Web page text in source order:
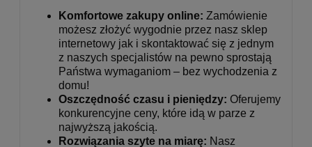
Komfortowe zakupy online: Zamówienie
możesz złożyć wygodnie przez nasz sklep
internetowy jak i skontaktować się z jednym
z naszych specjalistów na pewno sprostają
Państwa wymaganiom – bez wychodzenia z
domu!
Oszczędność czasu i pieniędzy: Oferujemy
konkurencyjne ceny, które idą w parze z
najwyższą jakością.
Rozwiązania szyte na miarę: Nasz